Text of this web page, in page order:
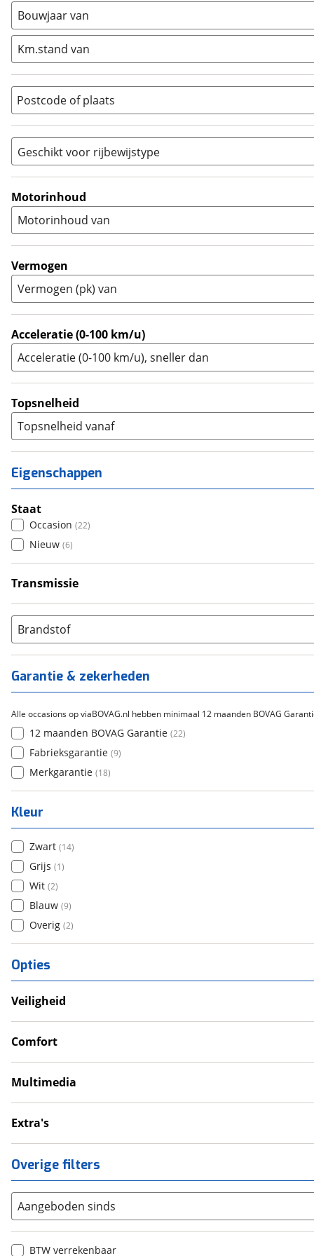
Minibike (0)
Motorscooter
Naked
Overig (22)
Racer ( 0)
Sport (0)
Sport Touring
Supermotard (0)
Supersport
Tourer (2)
Touring Enduro
Trike (0)
Zijspan 0)
Bouwjaar van
Km.stand van
Postcode of plaats
Geschikt voor rijbewijstype
A (28)
A1 (0)
(
Motorinhoud
Motorinhoud van
Vermogen
Vermogen (pk) van
Acceleratie (0-100 km/u)
Acceleratie (0-100 km/u), sneller dan
Topsnelheid
Topsnelheid vanaf
Eigenschappen
Staat
Occasion (22)
Nieuw (6)
Transmissie
Automatisch (3)
Brandstof
Garantie & zekerheden
Alle occasions op viaBOVAG.nl hebben minimaal 12 maanden BOVAG
12 maanden BOVAG Garantie (22)
Fabrieksgarantie (9)
Merkgarantie (18)
Kleur
Zwart (14)
Grijs (1)
Wit (2)
Blauw (9)
Overig (2)
Opties
Veiligheid
LED verlichting
Valbeugel
Comfort
Gear indicator
Multimedia
Radio
USB aansluiting
Extra's
Onderhoudsboekjes
Topkoffer
Zijkoffer
Overige filters
Aangeboden sinds
BTW verrekenbaar